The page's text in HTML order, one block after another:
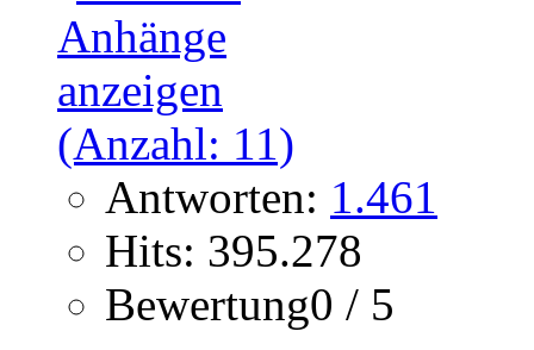
Antworten: 1.461
Hits: 395.278
Bewertung0 / 5